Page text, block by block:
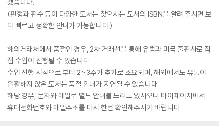
겠습니다.
(판형과 판수 등이 다양한 도서는 찾으시는 도서의 ISBN을 알려 주시면 보
다 빠르고 정확한 안내가 가능합니다.)
해외거래처에서 품절인 경우, 2차 거래선을 통해 유럽과 미국 출판사로 직
접 수입이 진행될 수 있습니다.
수입 진행 시점으로 부터 2~3주가 추가로 소요되며, 해외에서도 유통이
원활하지 않은 도서는 품절 안내가 지연될 수 있습니다.
해당 경우, 문자와 메일로 별도 안내를 드리고 있사오니 마이페이지에서
휴대전화번호와 메일주소를 다시 한번 확인해주시기 바랍니다.